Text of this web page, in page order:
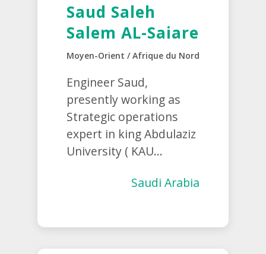
Saud Saleh
Salem AL-Saiare
Moyen-Orient / Afrique du Nord
Engineer Saud,
presently working as
Strategic operations
expert in king Abdulaziz
University ( KAU...
Saudi Arabia